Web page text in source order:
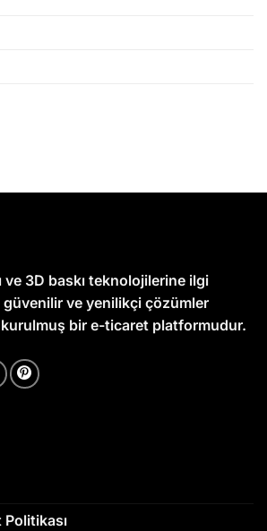
ve 3D baskı teknolojilerine ilgi
ve yenilikçi çözümler
kurulmuş bir e-ticaret platformudur.